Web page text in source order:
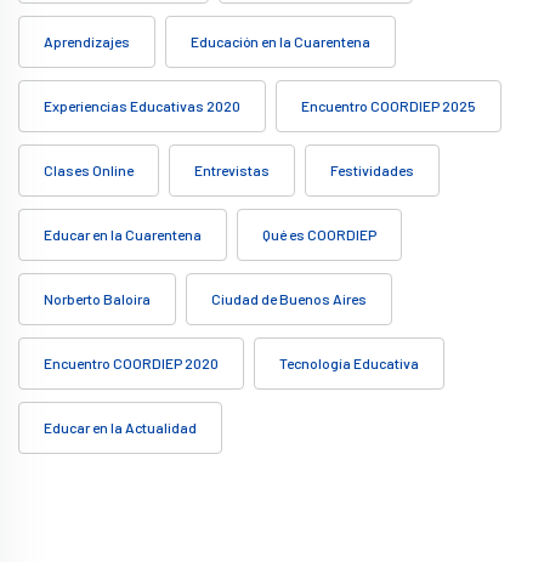
Aprendizajes Educación en la Cuarentena
Experiencias Educativas 2020 Encuentro COORDIEP 2025
Clases Online Entrevistas Festividades
Educar en la Cuarentena Qué es COORDIEP
Norberto Baloira Ciudad de Buenos Aires
Encuentro COORDIEP 2020 Tecnología Educativa
Educar en la Actualidad